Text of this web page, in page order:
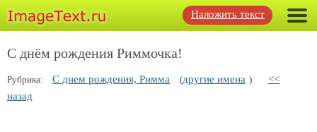
Наложить текст
С днём рождения Риммочка!
Рубрика: С днем рождения, Римма (другие имена )
<<
назад